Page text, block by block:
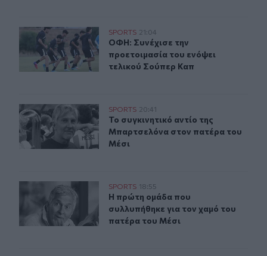
ΟΦΗ: Συνέχισε την προετοιμασία του ενόψει τελικού
SPORTS 21:04
ΟΦΗ: Συνέχισε την προετοιμασία
ΟΦΗ: Συνέχισε την
προετοιμασία του ενόψει
τελικού Σούπερ Καπ
Το συγκινητικό αντίο της Μπαρτσελόνα στον πατέρα
SPORTS 20:41
Το συγκινητικό αντίο της
Το συγκινητικό αντίο της
Μπαρτσελόνα στον πατέρα του
Μέσι
Η πρώτη ομάδα που συλλυπήθηκε για τον χαμό του
SPORTS 18:55
Η πρώτη ομάδα που συλλυπήθηκε
Η πρώτη ομάδα που
συλλυπήθηκε για τον χαμό του
πατέρα του Μέσι